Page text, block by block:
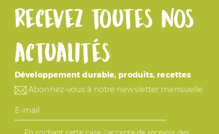
Recevez toutes nos
actualités
Développement durable, produits, recettes
Abonnez-vous à notre newsletter mensuelle
E-
mail